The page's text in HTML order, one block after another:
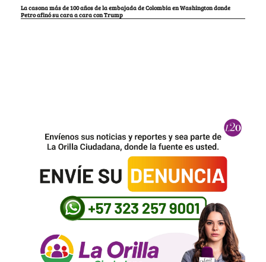
La casona más de 100 años de la embajada de Colombia en Washington donde
Petro afinó su cara a cara con Trump